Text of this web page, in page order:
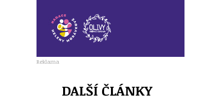
Reklama
DALŠÍ ČLÁNKY